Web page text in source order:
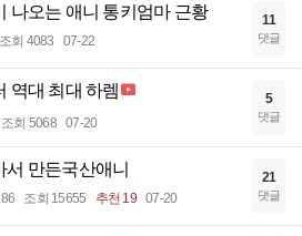
나오는 애니 통키엄마 근황
조회 4083 07-22
11
댓글
역대 최대 하렘
조회 5068 07-20
5
댓글
서 만든국산애니
조회 15655 추천 19 07-20
21
댓글